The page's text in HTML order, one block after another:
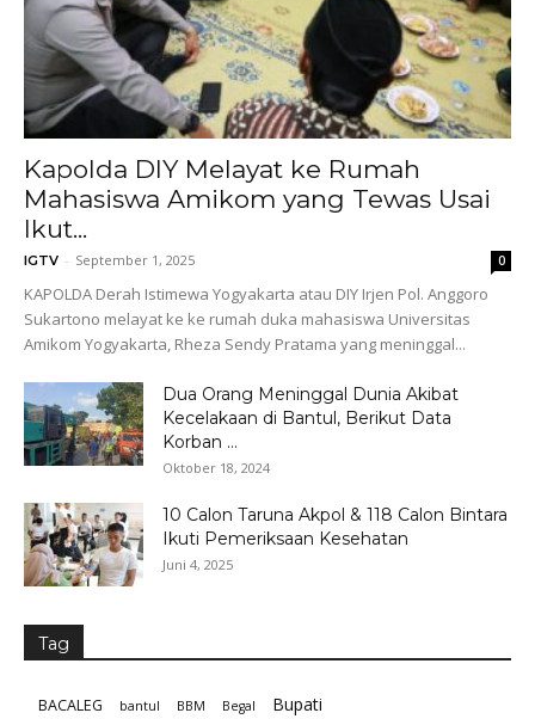
Kapolda DIY Melayat ke Rumah
Mahasiswa Amikom yang Tewas Usai
Ikut...
IGTV - September 1, 2025 0
KAPOLDA Derah Istimewa Yogyakarta atau DIY Irjen Pol. Anggoro
Sukartono melayat ke ke rumah duka mahasiswa Universitas
Amikom Yogyakarta, Rheza Sendy Pratama yang meninggal...
Dua Orang Meninggal Dunia Akibat
Kecelakaan di Bantul, Berikut Data
Korban ...
Oktober 18, 2024
10 Calon Taruna Akpol & 118 Calon Bintara
Ikuti Pemeriksaan Kesehatan
Juni 4, 2025
Tag
BACALEG bantul BBM Begal Bupati